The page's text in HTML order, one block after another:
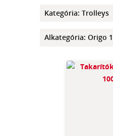
Kategória: Trolleys
Alkategória: Origo 1